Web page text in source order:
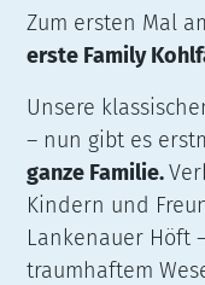
Zum ersten Mal
erste Family
Unsere
– nun gibt es
ganze Familie.
Kindern und
Lankenauer Höft
traumhaftem